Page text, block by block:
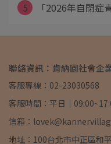
5
「2026年自閉
聯絡資訊：肯納園社會企
客服專線：02-23030568
客服時間：平日｜
信箱：
地址：100台北市中正區和